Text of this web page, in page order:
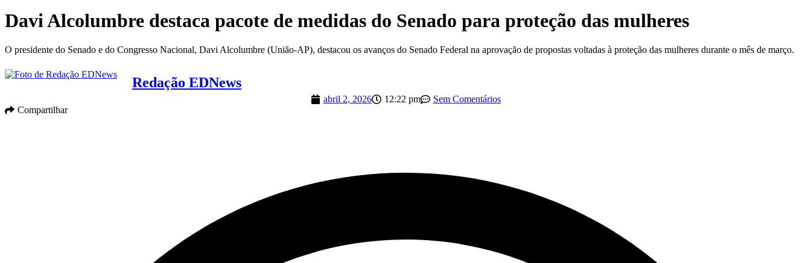
Davi Alcolumbre destaca pacote de medidas do Senado para proteção das mulheres
O presidente do Senado e do Congresso Nacional, Davi Alcolumbre (União-AP), destacou os avanços do Senado Federal na aprovação de propostas voltadas à proteção das mulheres durante o mês de março.
Redação EDNews
abril 2, 2026 12:22 pm
Sem Comentários
Compartilhar